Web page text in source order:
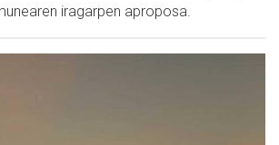
iragarpen aproposa.